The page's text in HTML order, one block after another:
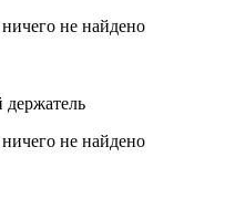
не найдено
держатель
не найдено